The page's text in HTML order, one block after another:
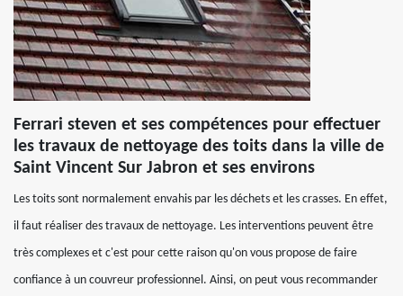
Ferrari steven et ses compétences pour effectuer
les travaux de nettoyage des toits dans la ville de
Saint Vincent Sur Jabron et ses environs
Les toits sont normalement envahis par les déchets et les crasses. En effet,
il faut réaliser des travaux de nettoyage. Les interventions peuvent être
très complexes et c'est pour cette raison qu'on vous propose de faire
confiance à un couvreur professionnel. Ainsi, on peut vous recommander